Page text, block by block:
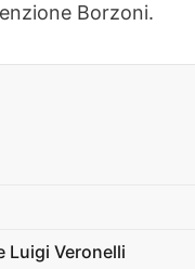
Borzoni.
Luigi Veronelli